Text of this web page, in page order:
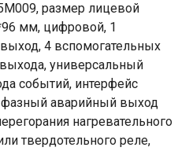
размер лицевой
мм, цифровой, 1
4 вспомогательных
универсальный
событий, интерфейс
фазный аварийный выход
нагревательного
твердотельного реле,